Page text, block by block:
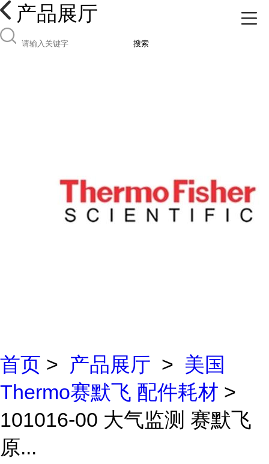
产品展厅
搜索
首页 > 产品展厅 > 美国
Thermo赛默飞 配件耗材 >
101016-00 大气监测 赛默飞
原...